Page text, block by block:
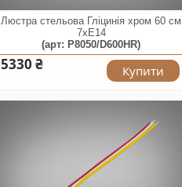
Люстра стельова Гліцинія хром 60 см
7xE14
(арт: P8050/D600HR)
5330 ₴ Купити